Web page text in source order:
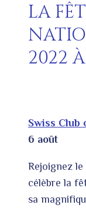
LA
2022 À
Swiss Club
6 août
Rejoignez le
célèbre la
sa